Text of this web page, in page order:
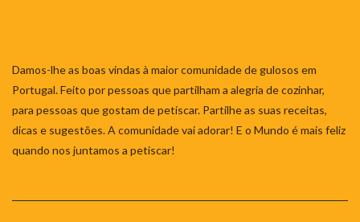
Damos-lhe as boas vindas à maior comunidade de gulosos em
Portugal. Feito por pessoas que partilham a alegria de cozinhar,
para pessoas que gostam de petiscar. Partilhe as suas receitas,
dicas e sugestões. A comunidade vai adorar! E o Mundo é mais feliz
quando nos juntamos a petiscar!